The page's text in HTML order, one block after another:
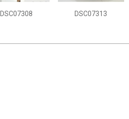
DSC07308 DSC07313